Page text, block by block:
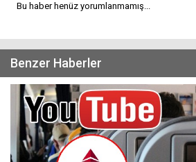
Bu haber henüz yorumlanmamış...
Benzer Haberler